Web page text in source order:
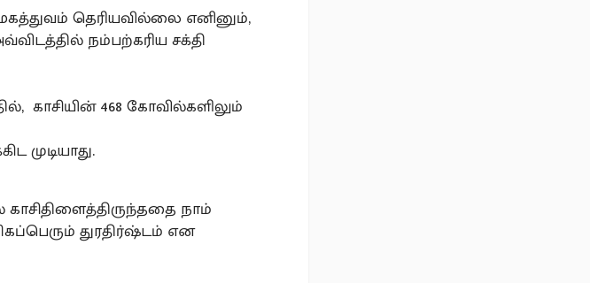
தெரியவில்லை எனினும்,
நம்பற்கரிய சக்தி
காசியின் 468 கோவில்களிலும்
முடியாது.
நாம்
துரதிர்ஷ்டம் என